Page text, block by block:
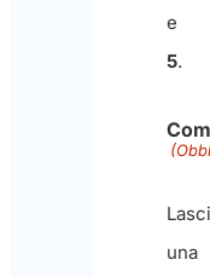
e
5.
una